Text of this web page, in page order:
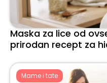
Maska za lice od
prirodan recept za
Mame i tate